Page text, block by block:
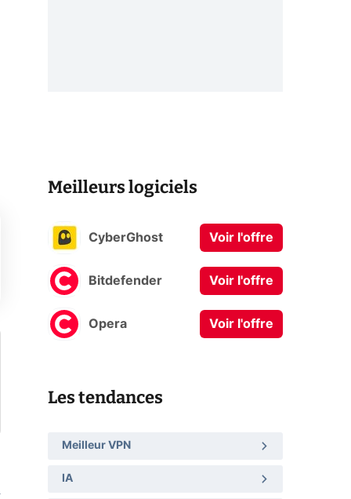
Meilleurs logiciels
CyberGhost Voir l'offre
Bitdefender Voir l'offre
Opera Voir l'offre
Les tendances
Meilleur VPN
IA